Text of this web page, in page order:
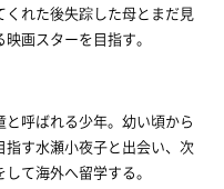
れた後失踪した母とまだ見
画スターを目指す。
呼ばれる少年。幼い頃から
す水瀬小夜子と出会い、次
て海外へ留学する。